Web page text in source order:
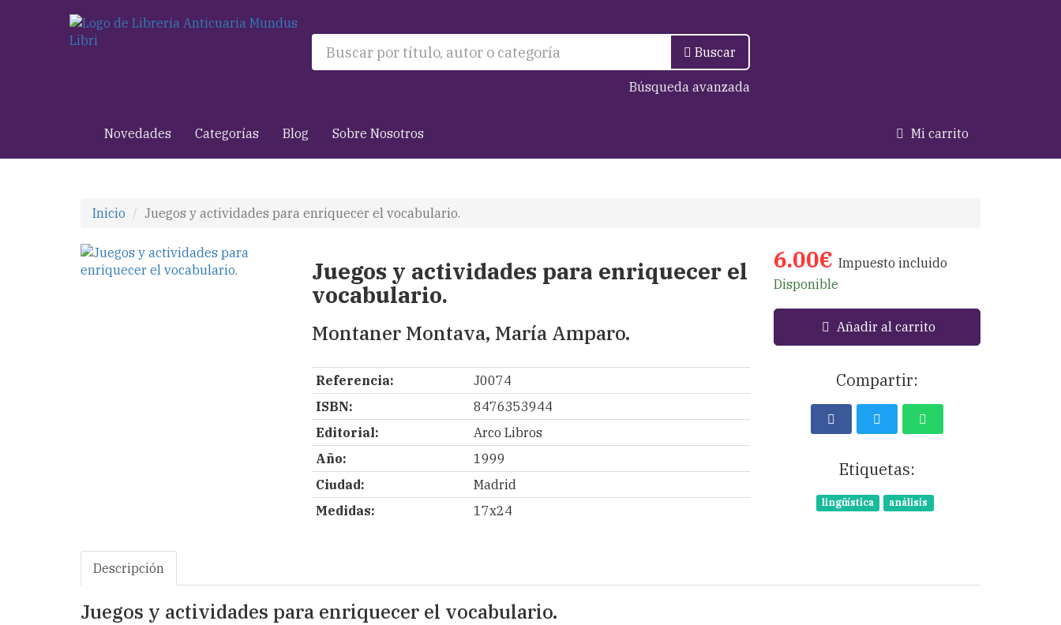
Buscar
Búsqueda avanzada
Novedades Categorías Blog Sobre Nosotros Mi carrito
Inicio Juegos y actividades para enriquecer el vocabulario.
Juegos y actividades para enriquecer el
vocabulario.
Montaner Montava, María Amparo.
Referencia:
J0074
ISBN:
8476353944
Editorial:
Arco Libros
Año:
1999
Ciudad:
Madrid
Medidas:
17x24
6.00€ Impuesto incluido
Disponible
Añadir al carrito
Compartir:
Etiquetas:
lingüística análisis
Descripción
Juegos y actividades para enriquecer el vocabulario.